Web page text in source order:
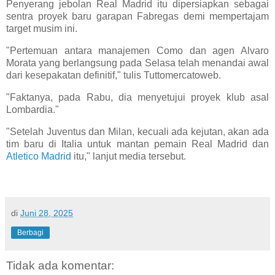
Penyerang jebolan Real Madrid itu dipersiapkan sebagai
sentra proyek baru garapan Fabregas demi mempertajam
target musim ini.
"Pertemuan antara manajemen Como dan agen Alvaro
Morata yang berlangsung pada Selasa telah menandai awal
dari kesepakatan definitif," tulis Tuttomercatoweb.
"Faktanya, pada Rabu, dia menyetujui proyek klub asal
Lombardia."
"Setelah Juventus dan Milan, kecuali ada kejutan, akan ada
tim baru di Italia untuk mantan pemain Real Madrid dan
Atletico Madrid itu," lanjut media tersebut.
di Juni 28, 2025
Berbagi
Tidak ada komentar: